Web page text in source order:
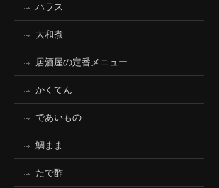
ハラス
大和煮
居酒屋の定番メニュー
かくてん
であいもの
鯛まま
たで酢